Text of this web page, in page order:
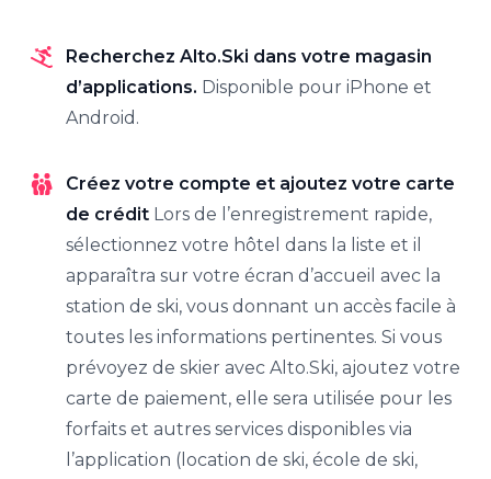
Recherchez Alto.Ski dans votre magasin
d’applications. Disponible pour iPhone et
Android.
Créez votre compte et ajoutez votre carte
de crédit Lors de l’enregistrement rapide,
sélectionnez votre hôtel dans la liste et il
apparaîtra sur votre écran d’accueil avec la
station de ski, vous donnant un accès facile à
toutes les informations pertinentes. Si vous
prévoyez de skier avec Alto.Ski, ajoutez votre
carte de paiement, elle sera utilisée pour les
forfaits et autres services disponibles via
l’application (location de ski, école de ski,